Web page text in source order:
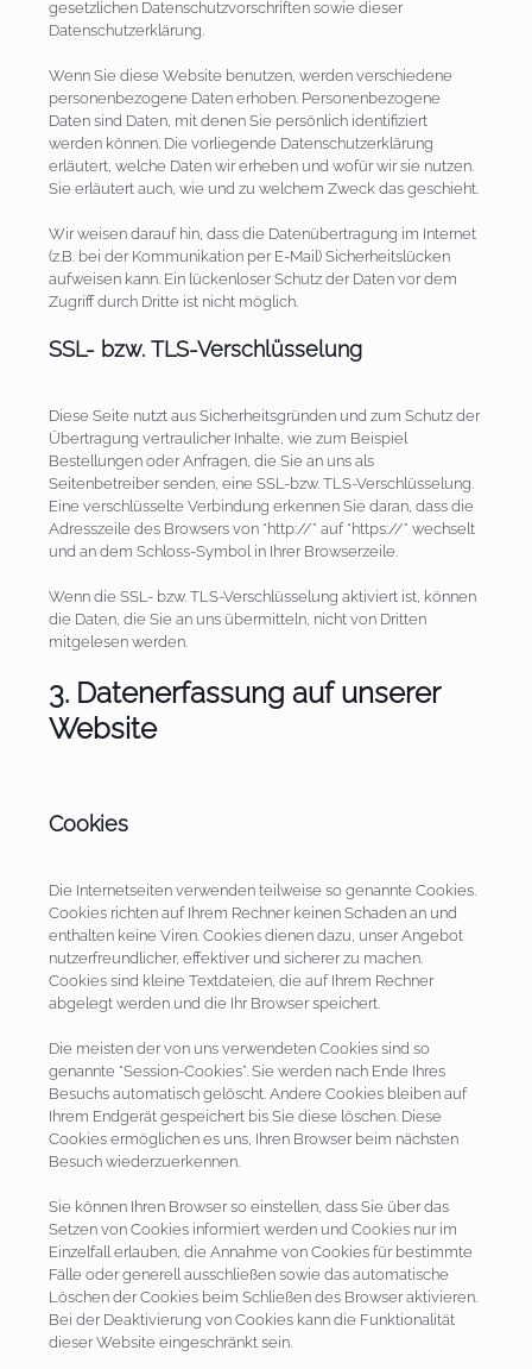
gesetzlichen Datenschutzvorschriften sowie dieser
Datenschutzerklärung.
Wenn Sie diese Website benutzen, werden verschiedene
personenbezogene Daten erhoben. Personenbezogene
Daten sind Daten, mit denen Sie persönlich identifiziert
werden können. Die vorliegende Datenschutzerklärung
erläutert, welche Daten wir erheben und wofür wir sie nutzen.
Sie erläutert auch, wie und zu welchem Zweck das geschieht.
Wir weisen darauf hin, dass die Datenübertragung im Internet
(z.B. bei der Kommunikation per E-Mail) Sicherheitslücken
aufweisen kann. Ein lückenloser Schutz der Daten vor dem
Zugriff durch Dritte ist nicht möglich.
SSL- bzw. TLS-Verschlüsselung
Diese Seite nutzt aus Sicherheitsgründen und zum Schutz der
Übertragung vertraulicher Inhalte, wie zum Beispiel
Bestellungen oder Anfragen, die Sie an uns als
Seitenbetreiber senden, eine SSL-bzw. TLS-Verschlüsselung.
Eine verschlüsselte Verbindung erkennen Sie daran, dass die
Adresszeile des Browsers von “http://” auf “https://” wechselt
und an dem Schloss-Symbol in Ihrer Browserzeile.
Wenn die SSL- bzw. TLS-Verschlüsselung aktiviert ist, können
die Daten, die Sie an uns übermitteln, nicht von Dritten
mitgelesen werden.
3. Datenerfassung auf unserer
Website
Cookies
Die Internetseiten verwenden teilweise so genannte Cookies.
Cookies richten auf Ihrem Rechner keinen Schaden an und
enthalten keine Viren. Cookies dienen dazu, unser Angebot
nutzerfreundlicher, effektiver und sicherer zu machen.
Cookies sind kleine Textdateien, die auf Ihrem Rechner
abgelegt werden und die Ihr Browser speichert.
Die meisten der von uns verwendeten Cookies sind so
genannte “Session-Cookies”. Sie werden nach Ende Ihres
Besuchs automatisch gelöscht. Andere Cookies bleiben auf
Ihrem Endgerät gespeichert bis Sie diese löschen. Diese
Cookies ermöglichen es uns, Ihren Browser beim nächsten
Besuch wiederzuerkennen.
Sie können Ihren Browser so einstellen, dass Sie über das
Setzen von Cookies informiert werden und Cookies nur im
Einzelfall erlauben, die Annahme von Cookies für bestimmte
Fälle oder generell ausschließen sowie das automatische
Löschen der Cookies beim Schließen des Browser aktivieren.
Bei der Deaktivierung von Cookies kann die Funktionalität
dieser Website eingeschränkt sein.